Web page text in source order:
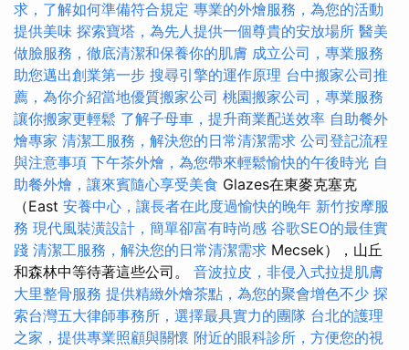
求，了解如何準備符合規定 專業的外燴服務，為您的活動
提供美味 探索寶塔，為先人提供一個尊貴的安放場所 醫美
做臉服務，徹底清潔和保養你的肌膚 成立公司，專業服務
助您邁出創業第一步 搜尋引擎的運作原理 台中搬家公司推
薦，為你介紹當地優質搬家公司 桃園搬家公司，專業服務
讓你搬家更輕鬆 了解子母車，提升商業配送效率 自助餐外
燴專家 清潔工服務，解決您的日常清潔需求 公司登記流程
與注意事項 下午茶外燴，為您帶來輕鬆愉快的午後時光 自
助餐外燴，讓來賓隨心享受美食 Glazes在東麥克塞克
（East 安養中心，讓長者在此度過愉快的晚年 新竹按摩服
務 現代風裝潢設計，簡單卻富有時尚感 谷歌SEO的最佳實
踐 清潔工服務，解決您的日常清潔需求 Mecsek），山丘
和森林中等待著這些公司。 音波拉皮，非侵入式拉提肌膚
大里整骨服務 提供精緻外燴茶點，為您的聚會增色不少 探
索台灣五大律師事務所，選擇最具實力的團隊 台北的護理
之家，提供專業照顧與關懷 附近的眼科診所，方便您的視